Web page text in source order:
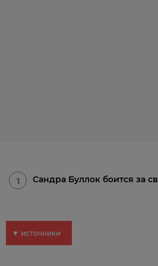
1 Сандра Буллок боится за
▼ источники